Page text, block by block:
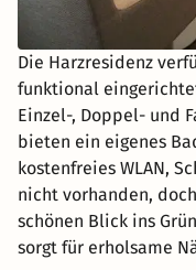
Die Harzresidenz
funktional
Einzel-, Doppel- und
bieten ein eigenes
kostenfreies WLAN,
nicht vorhanden,
schönen Blick ins
sorgt für erholsame